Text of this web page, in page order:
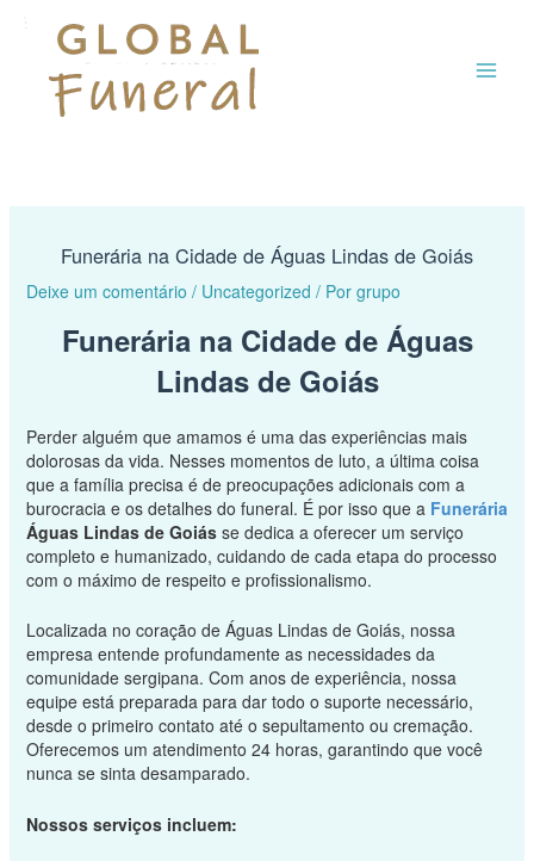
para
conteúdo
Funerária na Cidade de Águas Lindas de Goiás
Deixe um comentário / Uncategorized / Por grupo
Funerária na Cidade de Águas
Lindas de Goiás
Perder alguém que amamos é uma das experiências mais
dolorosas da vida. Nesses momentos de luto, a última coisa
que a família precisa é de preocupações adicionais com a
burocracia e os detalhes do funeral. É por isso que a Funerária
Águas Lindas de Goiásse dedica a oferecer um serviço
completo e humanizado, cuidando de cada etapa do processo
com o máximo de respeito e profissionalismo.
Localizada no coração de Águas Lindas de Goiás, nossa
empresa entende profundamente as necessidades da
comunidade sergipana. Com anos de experiência, nossa
equipe está preparada para dar todo o suporte necessário,
desde o primeiro contato até o sepultamento ou cremação.
Oferecemos um atendimento 24 horas, garantindo que você
nunca se sinta desamparado.
Nossos serviços incluem: